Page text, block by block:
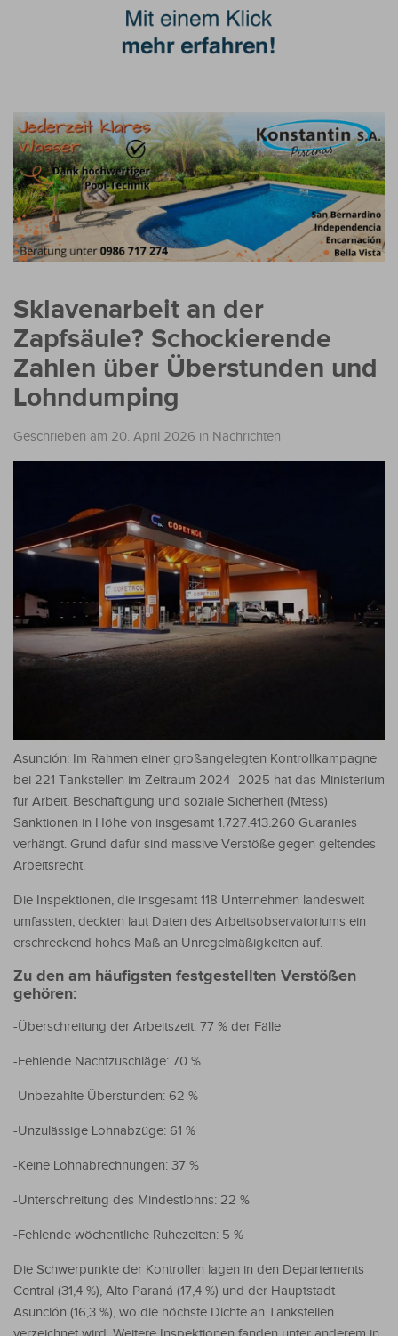
Sklavenarbeit an der
Zapfsäule? Schockierende
Zahlen über Überstunden und
Lohndumping
Geschrieben am 20. April 2026 in Nachrichten
Asunción: Im Rahmen einer großangelegten Kontrollkampagne
bei 221 Tankstellen im Zeitraum 2024–2025 hat das Ministerium
für Arbeit, Beschäftigung und soziale Sicherheit (Mtess)
Sanktionen in Höhe von insgesamt 1.727.413.260 Guaranies
verhängt. Grund dafür sind massive Verstöße gegen geltendes
Arbeitsrecht.
Die Inspektionen, die insgesamt 118 Unternehmen landesweit
umfassten, deckten laut Daten des Arbeitsobservatoriums ein
erschreckend hohes Maß an Unregelmäßigkeiten auf.
Zu den am häufigsten festgestellten Verstößen
gehören:
-Überschreitung der Arbeitszeit: 77 % der Fälle
-Fehlende Nachtzuschläge: 70 %
-Unbezahlte Überstunden: 62 %
-Unzulässige Lohnabzüge: 61 %
-Keine Lohnabrechnungen: 37 %
-Unterschreitung des Mindestlohns: 22 %
-Fehlende wöchentliche Ruhezeiten: 5 %
Die Schwerpunkte der Kontrollen lagen in den Departements
Central (31,4 %), Alto Paraná (17,4 %) und der Hauptstadt
Asunción (16,3 %), wo die höchste Dichte an Tankstellen